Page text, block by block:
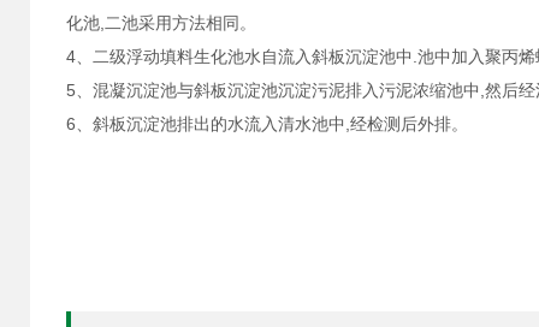
化池,二池采用方法相同。
4、二级浮动填料生化池水自流入斜板沉淀池中.池中加入聚丙
5、混凝沉淀池与斜板沉淀池沉淀污泥排入污泥浓缩池中,然后
6、斜板沉淀池排出的水流入清水池中,经检测后外排。